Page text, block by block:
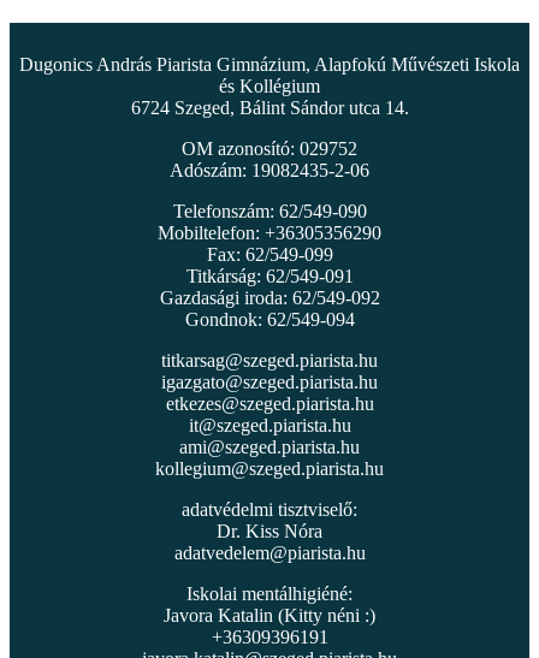
Dugonics András Piarista Gimnázium, Alapfokú Művészeti Iskola
és Kollégium
6724 Szeged, Bálint Sándor utca 14.
OM azonosító: 029752
Adószám: 19082435-2-06
Telefonszám: 62/549-090
Mobiltelefon: +36305356290
Fax: 62/549-099
Titkárság: 62/549-091
Gazdasági iroda: 62/549-092
Gondnok: 62/549-094
titkarsag@szeged.piarista.hu
igazgato@szeged.piarista.hu
etkezes@szeged.piarista.hu
it@szeged.piarista.hu
ami@szeged.piarista.hu
kollegium@szeged.piarista.hu
adatvédelmi tisztviselő:
Dr. Kiss Nóra
adatvedelem@piarista.hu
Iskolai mentálhigiéné:
Javora Katalin (Kitty néni :)
+36309396191